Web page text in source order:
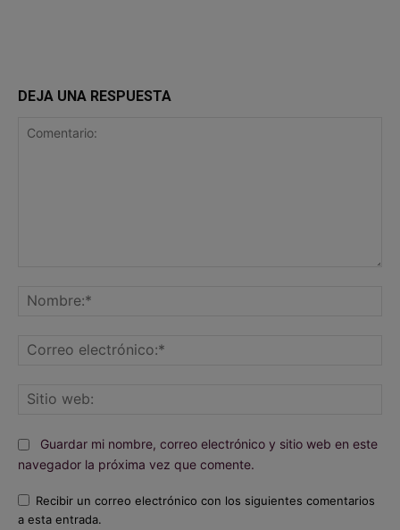
DEJA UNA RESPUESTA
Guardar mi nombre, correo electrónico y sitio web en este
navegador la próxima vez que comente.
Recibir un correo electrónico con los siguientes comentarios
a esta entrada.